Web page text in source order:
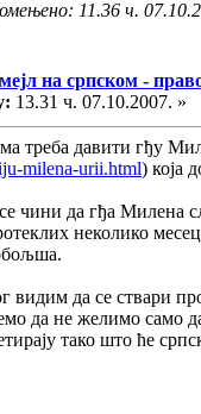
11.36 ч.
на српском -
13.31 ч. 07.10.2007. »
треба давити гђу
milena-urii.html) која
чини да гђа Милена
неколико
видим да се ствари
да не желимо само
тако што ће